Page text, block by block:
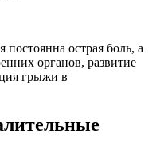
острая боль, а
органов, развитие
грыжи в